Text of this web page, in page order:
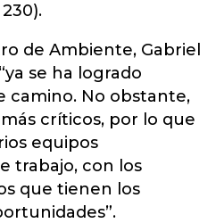
de Ambiente, Gabriel
se ha logrado
camino. No obstante,
críticos, por lo que
equipos
trabajo, con los
que tienen los